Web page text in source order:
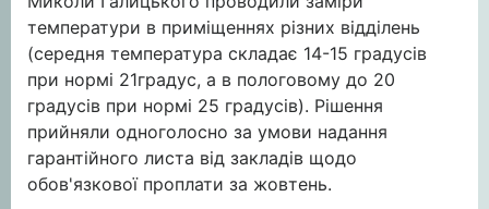
температури в приміщеннях різних відділень
(середня температура складає 14-15 градусів
при нормі 21градус, а в пологовому до 20
градусів при нормі 25 градусів). Рішення
прийняли одноголосно за умови надання
гарантійного листа від закладів щодо
обов'язкової проплати за жовтень.